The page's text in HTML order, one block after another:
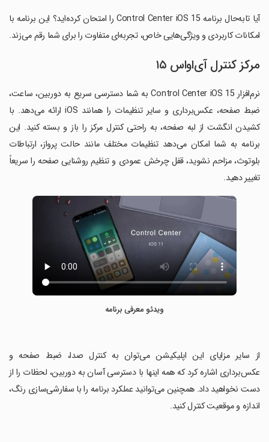
آیا تابه‌حال برنامه Control Center iOS 15 را امتحان کرده‌اید؟ این برنامه با
امکانات کاربردی و ویژگی‌هایی خاص، تجربه‌ای متفاوت را برای شما رقم می‌زند.
مرکز کنترل آی‌اواس ۱۵
نرم‌افزار Control Center iOS 15 به شما دسترسی سریع به دوربین، ساعت،
ضبط صفحه، عکس‌برداری و سایر تنظیمات را همانند iOS ارائه می‌دهد. با
کشیدن انگشت از لبه صفحه، به راحتی کنترل مرکز را باز و بسته کنید. این
برنامه به شما امکان می‌دهد تنظیمات مختلف مانند حالت پرواز، ارتباطات
بلوتوث، مزاحم نشوید، قفل چرخش عمودی و تنظیم روشنایی صفحه را سریعاً
تغییر دهید.
ویدئو معرفی برنامه
‏از سایر مزایای این اپلیکیشن می‌توان به کنترل صدا، ضبط صفحه و
عکس‌برداری اشاره کرد که همه اینها با دسترسی آسان به دوربین، لحظات را از
دست نخواهید داد. همچنین می‌توانید عملکرد برنامه را با سفارشی‌سازی رنگ،
اندازه و موقعیت کنترل کنید.